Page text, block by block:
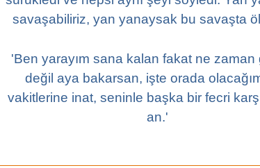
savaşabiliriz, yan yanaysak bu savaşta
'Ben yarayım sana kalan fakat ne zaman
değil aya bakarsan, işte orada
vakitlerine inat, seninle başka bir fecri
an.'